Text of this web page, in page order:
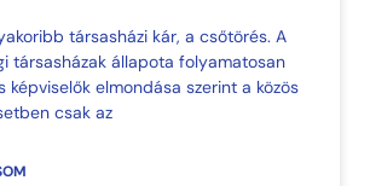
társasházi kár, a csőtörés. A
társasházak állapota folyamatosan
képviselők elmondása szerint a közös
csak az